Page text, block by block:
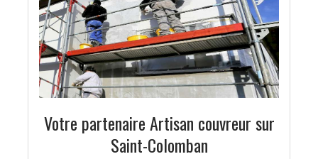
Votre partenaire Artisan couvreur sur
Saint-Colomban